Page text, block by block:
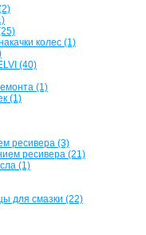
колес (1)
(40)
(1)
(1)
ресивера (3)
ресивера (21)
(1)
для смазки (22)